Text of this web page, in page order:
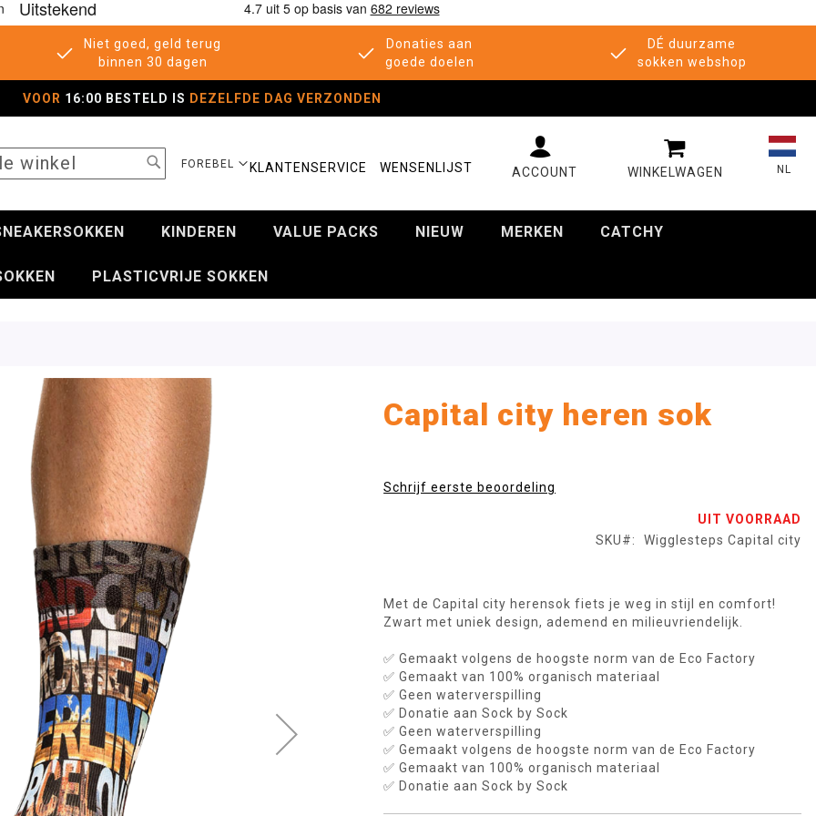
Niet goed, geld terug
binnen 30 dagen
Donaties aan
goede doelen
DÉ duurzame
sokken webshop
VOOR 16:00 BESTELD IS DEZELFDE DAG VERZONDEN
SELECTEER
FOREBEL NL
KLANTENSERVICE WENSENLIJST
SEARCH
MIJN WINKELWAGEN
KINDEREN VALUE PACKS NIEUW MERKEN CATCHY
PLASTICVRIJE SOKKEN
Capital city heren sok
Schrijf eerste beoordeling
UIT VOORRAAD
SKU
Wigglesteps Capital city
Met de Capital city herensok fiets je weg in stijl en comfort!
Zwart met uniek design, ademend en milieuvriendelijk.
✅ Gemaakt volgens de hoogste norm van de Eco Factory
✅ Gemaakt van 100% organisch materiaal
✅ Geen waterverspilling
✅ Donatie aan Sock by Sock
✅ Geen waterverspilling
✅ Gemaakt volgens de hoogste norm van de Eco Factory
✅ Gemaakt van 100% organisch materiaal
✅ Donatie aan Sock by Sock